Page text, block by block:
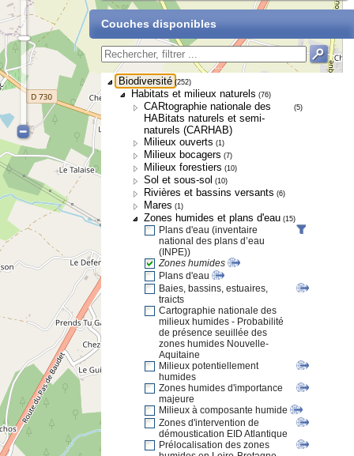
Couches disponibles
Biodiversité (252)
Habitats et milieux naturels (76)
CARtographie nationale des
HABitats naturels et semi-
naturels (CARHAB)
(5)
Milieux ouverts (1)
Milieux bocagers (7)
Milieux forestiers (10)
Sol et sous-sol (10)
Rivières et bassins versants (6)
Mares (1)
Zones humides et plans d'eau (15)
Plans d'eau (inventaire
national des plans d’eau
(INPE))
Zones humides
Plans d'eau
Baies, bassins, estuaires,
traicts
Cartographie nationale des
milieux humides - Probabilité
de présence seuillée des
zones humides Nouvelle-
Aquitaine
Milieux potentiellement
humides
Zones humides d'importance
majeure
Milieux à composante humide
Zones d'intervention de
démoustication EID Atlantique
Prélocalisation des zones